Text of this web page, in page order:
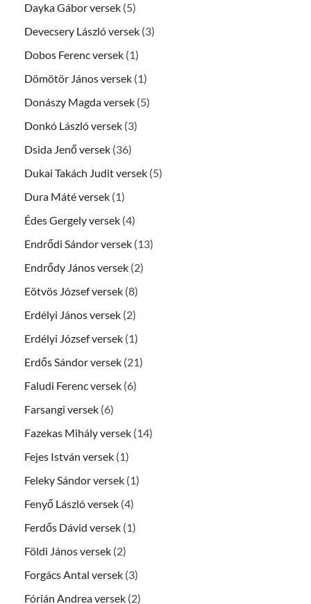
Dayka Gábor versek (5)
Devecsery László versek (3)
Dobos Ferenc versek (1)
Dömötör János versek (1)
Donászy Magda versek (5)
Donkó László versek (3)
Dsida Jenő versek (36)
Dukai Takách Judit versek (5)
Dura Máté versek (1)
Édes Gergely versek (4)
Endrődi Sándor versek (13)
Endrődy János versek (2)
Eötvös József versek (8)
Erdélyi János versek (2)
Erdélyi József versek (1)
Erdős Sándor versek (21)
Faludi Ferenc versek (6)
Farsangi versek (6)
Fazekas Mihály versek (14)
Fejes István versek (1)
Feleky Sándor versek (1)
Fenyő László versek (4)
Ferdős Dávid versek (1)
Földi János versek (2)
Forgács Antal versek (3)
Fórián Andrea versek (2)